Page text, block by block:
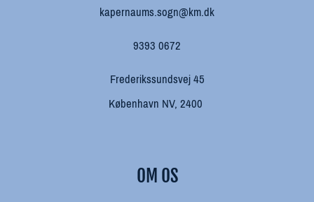
kapernaums.sogn@km.dk
9393 0672
Frederikssundsvej 45
København NV, 2400
OM OS